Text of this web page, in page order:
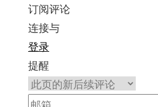
订阅评论
连接与
登录
提醒